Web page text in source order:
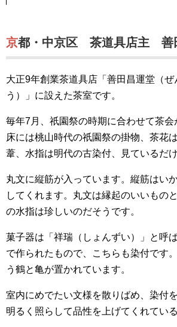
京都・中京区 茶道具店主 善
大正9年創業茶道具店「善田昌運堂（
う）」に設えた茶室です。
毎年7月、祇園祭の時期に合わせて茶会
床には桃山時代の祇園祭の掛物、茶花
葦、水指は明代の古染付、見ているだ
丸文に縦筋が入っています。縦筋はい
してくれます。丸文は縁起のいいもの
の水指は珍しいのだそうです。
菓子器は「祥瑞（しょんずい）」と呼
で作られたもので、こちらも染付です
う鶴と亀が置かれています。
室内にめでたい文様を散りばめ、染付
明るく照らして品性を上げてくれている